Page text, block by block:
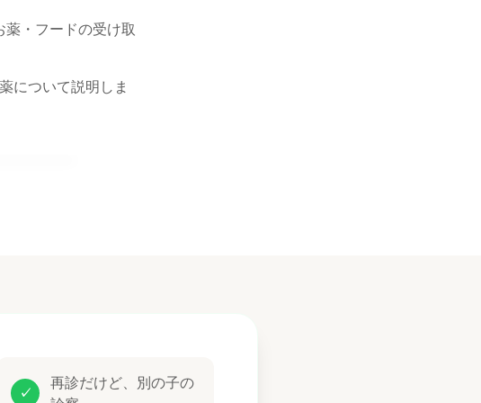
・フードの受け取
について説明しま
✓
再診だけど、別の子の